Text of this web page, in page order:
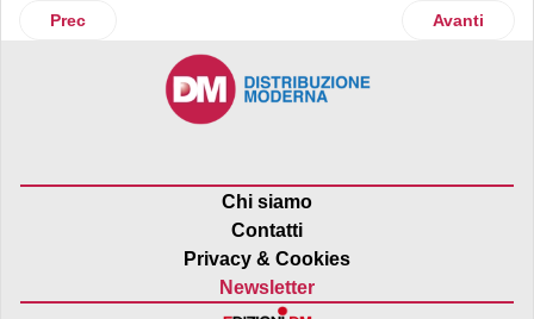
Articolo precedente: TH Real Estate acquisisce il Retail
Prec Articolo
Avanti
Chi siamo
Contatti
Privacy & Cookies
Newsletter